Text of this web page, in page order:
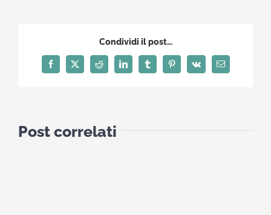
con
Condividi il post...
Facebook
X Reddit LinkedInTumblrPinterest
Vk Email
Post correlati